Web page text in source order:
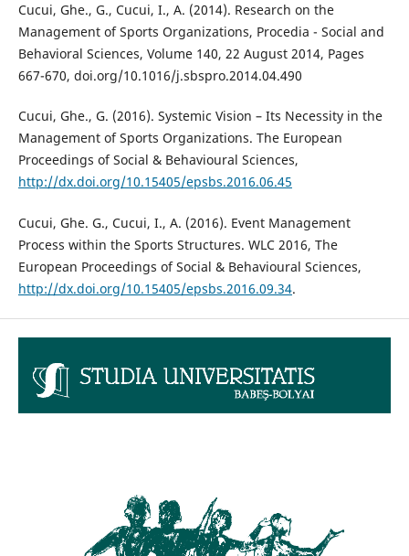
Cucui, Ghe., G., Cucui, I., A. (2014). Research on the
Management of Sports Organizations, Procedia - Social and
Behavioral Sciences, Volume 140, 22 August 2014, Pages
667-670, doi.org/10.1016/j.sbspro.2014.04.490
Cucui, Ghe., G. (2016). Systemic Vision – Its Necessity in the
Management of Sports Organizations. The European
Proceedings of Social & Behavioural Sciences,
http://dx.doi.org/10.15405/epsbs.2016.06.45
Cucui, Ghe. G., Cucui, I., A. (2016). Event Management
Process within the Sports Structures. WLC 2016, The
European Proceedings of Social & Behavioural Sciences,
http://dx.doi.org/10.15405/epsbs.2016.09.34.